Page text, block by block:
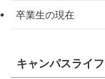
卒業生の現在
キャンパスライフ